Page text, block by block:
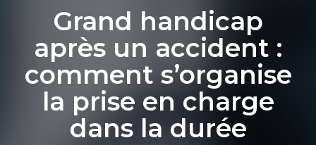
Grand handicap
après un accident :
comment s’organise
la prise en charge
dans la durée